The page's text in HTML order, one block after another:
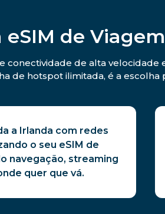
eSIM de
conectividade de alta
de hotspot ilimitada, é a
a Irlanda com redes
o seu eSIM de
navegação, streaming
quer que vá.